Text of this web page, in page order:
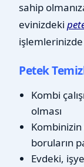
sahip
evinizdeki
Petek
Kombi
olması
boruların
Evdeki,